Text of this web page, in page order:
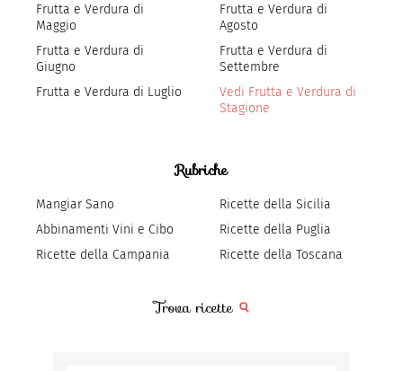
Frutta e Verdura di
Maggio
Frutta e Verdura di
Giugno
Frutta e Verdura di Luglio
Frutta e Verdura di
Agosto
Frutta e Verdura di
Settembre
Vedi Frutta e Verdura di
Stagione
Rubriche
Mangiar Sano
Abbinamenti Vini e Cibo
Ricette della Campania
Ricette della Sicilia
Ricette della Puglia
Ricette della Toscana
Trova ricette